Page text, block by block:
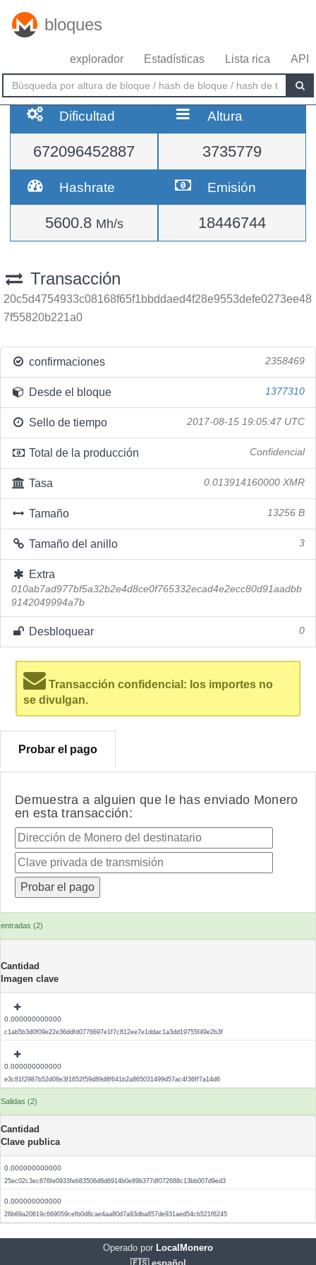
bloques
explorador Estadísticas Lista rica API
Dificultad
672096452887
Altura
3735779
Hashrate
5600.8 Mh/s
Emisión
18446744
Transacción
20c5d4754933c08168f65f1bbddaed4f28e9553defe0273ee48
7f55820b221a0
confirmaciones 2358469
Desde el bloque 1377310
Sello de tiempo 2017-08-15 19:05:47 UTC
Total de la producción Confidencial
Tasa 0.013914160000 XMR
Tamaño 13256 B
Tamaño del anillo 3
Extra
010ab7ad977bf5a32b2e4d8ce0f765332ecad4e2ecc80d91aadbb
9142049994a7b
Desbloquear 0
Transacción confidencial: los importes no
se divulgan.
Probar el pago
Demuestra a alguien que le has enviado Monero
en esta transacción:
entradas (2)
Cantidad
Imagen clave
0.000000000000
c1ab5b3d0f09e22e36ddfd0776697e1f7c812ee7e1ddac1a3dd19755f49e2b3f
0.000000000000
e3c81f2987b52d08e3f1652f59d89d8f641b2a865031499d57ac4f36ff7a14d6
Salidas (2)
Cantidad
Clave publica
0.000000000000
25ec02c3ec876fe0933feb83506d8d6914b0e89b377df072688c13bb007d9ed3
0.000000000000
26b69a20619c669059cefb0d8cae4aa80d7a93dba857de931aed54cb521f6245
Operado por LocalMonero